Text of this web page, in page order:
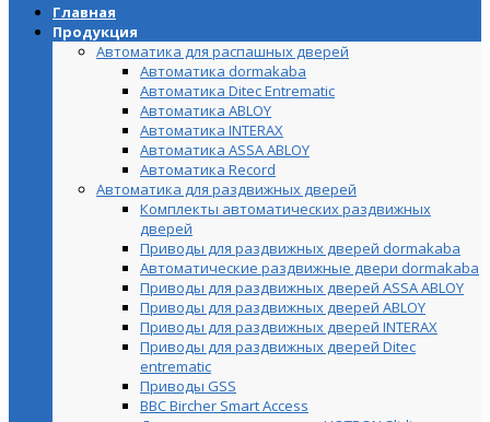
Главная
Продукция
Автоматика для распашных дверей
Автоматика dormakaba
Автоматика Ditec Entrematic
Автоматика ABLOY
Автоматика INTERAX
Автоматика ASSA ABLOY
Автоматика Record
Автоматика для раздвижных дверей
Комплекты автоматических раздвижных
дверей
Приводы для раздвижных дверей dormakaba
Автоматические раздвижные двери dormakaba
Приводы для раздвижных дверей ASSA ABLOY
Приводы для раздвижных дверей ABLOY
Приводы для раздвижных дверей INTERAX
Приводы для раздвижных дверей Ditec
entrematic
Приводы GSS
BBC Bircher Smart Access